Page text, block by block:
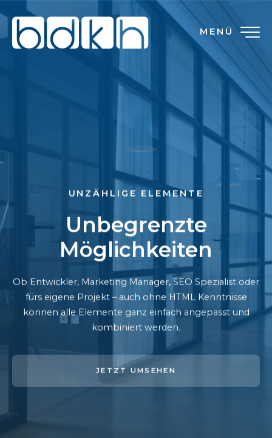
MENÜ
UNZÄHLIGE ELEMENTE
Unbegrenzte
Möglichkeiten
Ob Entwickler, Marketing Manager, SEO Spezialist oder
fürs eigene Projekt – auch ohne HTML Kenntnisse
können alle Elemente ganz einfach angepasst und
kombiniert werden.
JETZT UMSEHEN